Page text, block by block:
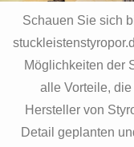
Schauen Sie sich
Möglichkeiten der
alle Vorteile,
Hersteller von
Detail geplanten